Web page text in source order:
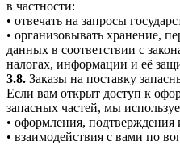
в частности:
• отвечать на запросы
• организовывать хранение,
данных в соответствии с
налогах, информации и её
3.8. Заказы на поставку
Если вам открыт доступ к
запасных частей, мы
• оформления, подтверждения
• взаимодействия с вами по